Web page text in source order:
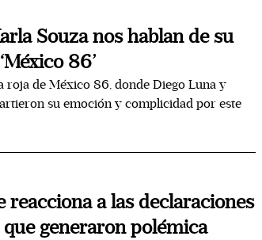
Souza nos hablan de su
86’
roja de México 86, donde Diego Luna y
su emoción y complicidad por este
reacciona a las declaraciones
generaron polémica